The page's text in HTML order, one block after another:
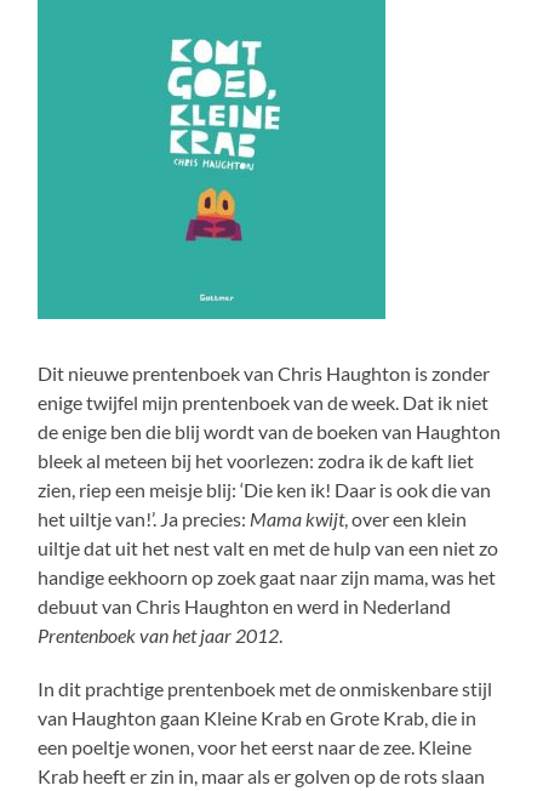
Dit nieuwe prentenboek van Chris Haughton is zonder
enige twijfel mijn prentenboek van de week. Dat ik niet
de enige ben die blij wordt van de boeken van Haughton
bleek al meteen bij het voorlezen: zodra ik de kaft liet
zien, riep een meisje blij: ‘Die ken ik! Daar is ook die van
het uiltje van!’. Ja precies: Mama kwijt, over een klein
uiltje dat uit het nest valt en met de hulp van een niet zo
handige eekhoorn op zoek gaat naar zijn mama, was het
debuut van Chris Haughton en werd in Nederland
Prentenboek van het jaar 2012
In dit prachtige prentenboek met de onmiskenbare stijl
van Haughton gaan Kleine Krab en Grote Krab, die in
een poeltje wonen, voor het eerst naar de zee. Kleine
Krab heeft er zin in, maar als er golven op de rots slaan